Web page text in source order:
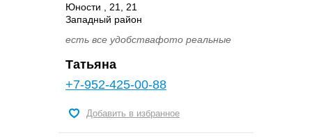
Юности , 21, 21
Западный район
есть все удобствафото реальные
Татьяна
+7-952-425-00-88
Добавить в избранное